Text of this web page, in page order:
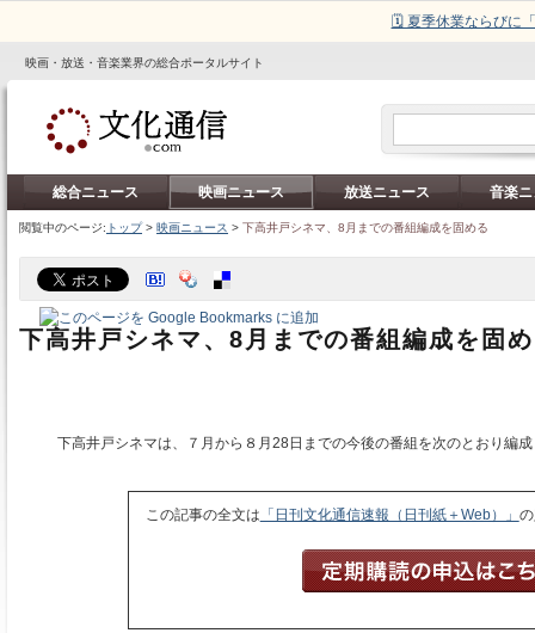
🗓️ 夏季休業ならびに
映画・放送・音楽業界の総合ポータルサイト
総合ニュース 映画ニュース 放送ニュース 音楽
閲覧中のページ: トップ> 映画ニュース > 下高井戸シネマ、8月までの番組編成を固める
下高井戸シネマ、8月までの番組編成を固
下高井戸シネマは、７月から８月28日までの今後の番組を次のとおり編
この記事の全文は 「日刊文化通信速報（日刊紙＋Web）」